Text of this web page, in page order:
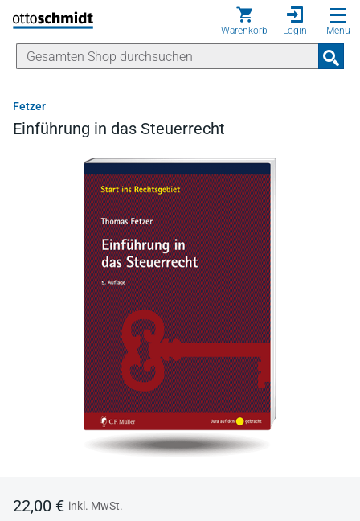
Direkt zum Inhalt
Warenkorb Login Menü
Fetzer
Einführung in das Steuerrecht
22,00 € inkl. MwSt.